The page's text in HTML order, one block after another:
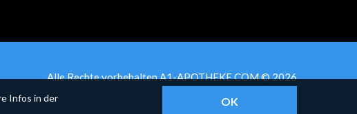
Alle Rechte vorbehalten A1-APOTHEKE.COM © 2026
Infos in der
OK